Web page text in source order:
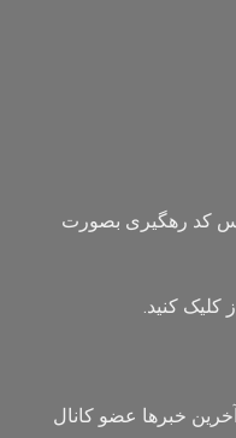
کد رهگیری بصورت
کنید.
خبرها عضو کانال